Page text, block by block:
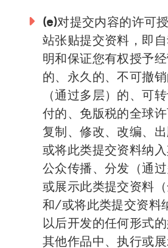
(e)对提交内容的许可
站张贴提交资料，即
明和保证您有权授予
的、永久的、不可撤
（通过多层）的、可
付的、免版税的全球许
复制、修改、改编、
或将此类提交资料纳
公众传播、分发（通
或展示此类提交资料（
和/或将此类提交资料
以后开发的任何形式
其他作品中、执行或